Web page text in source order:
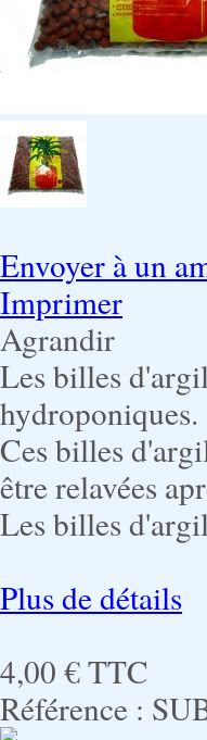
Envoyer à un
Imprimer
Agrandir
Les billes
hydroponiques.
Ces billes
être relavées
Les billes
Plus de détails
4,00 €TTC
Référence :